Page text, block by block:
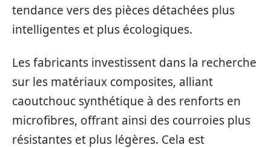
tendance vers des pièces détachées plus
intelligentes et plus écologiques.
Les fabricants investissent dans la recherche
sur les matériaux composites, alliant
caoutchouc synthétique à des renforts en
microfibres, offrant ainsi des courroies plus
résistantes et plus légères. Cela est